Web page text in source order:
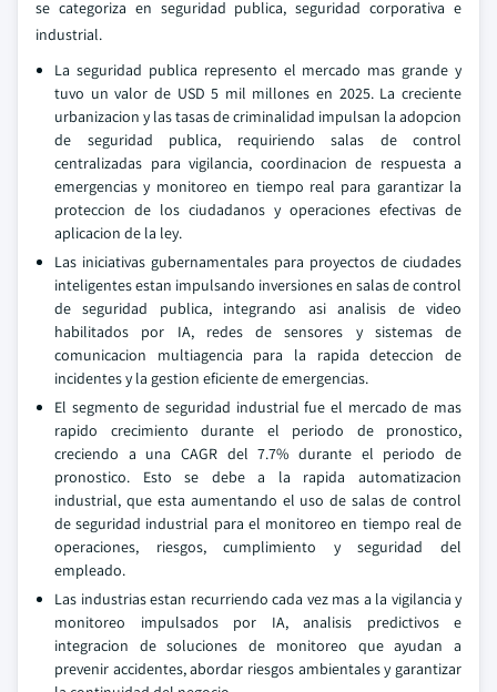
se categoriza en seguridad publica, seguridad corporativa e
industrial.
La seguridad publica represento el mercado mas grande y
tuvo un valor de USD 5 mil millones en 2025. La creciente
urbanizacion y las tasas de criminalidad impulsan la adopcion
de seguridad publica, requiriendo salas de control
centralizadas para vigilancia, coordinacion de respuesta a
emergencias y monitoreo en tiempo real para garantizar la
proteccion de los ciudadanos y operaciones efectivas de
aplicacion de la ley.
Las iniciativas gubernamentales para proyectos de ciudades
inteligentes estan impulsando inversiones en salas de control
de seguridad publica, integrando asi analisis de video
habilitados por IA, redes de sensores y sistemas de
comunicacion multiagencia para la rapida deteccion de
incidentes y la gestion eficiente de emergencias.
El segmento de seguridad industrial fue el mercado de mas
rapido crecimiento durante el periodo de pronostico,
creciendo a una CAGR del 7.7% durante el periodo de
pronostico. Esto se debe a la rapida automatizacion
industrial, que esta aumentando el uso de salas de control
de seguridad industrial para el monitoreo en tiempo real de
operaciones, riesgos, cumplimiento y seguridad del
empleado.
Las industrias estan recurriendo cada vez mas a la vigilancia y
monitoreo impulsados por IA, analisis predictivos e
integracion de soluciones de monitoreo que ayudan a
prevenir accidentes, abordar riesgos ambientales y garantizar